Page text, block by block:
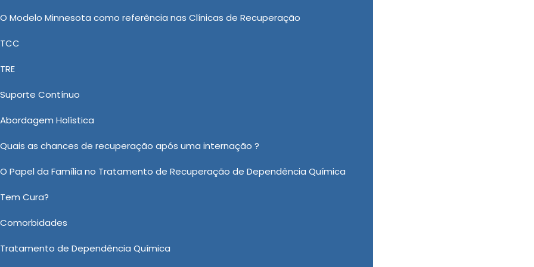
O Modelo Minnesota como referência nas Clínicas de Recuperação
TCC
TRE
Suporte Contínuo
Abordagem Holística
Quais as chances de recuperação após uma internação ?
O Papel da Família no Tratamento de Recuperação de Dependência Química
Tem Cura?
Comorbidades
Tratamento de Dependência Química
de drogas especializada
de Clínica de reabilitação, a Casa Vida Nova
o objetivo de disponibilizar Clinica de Recuperação de
Involuntária, Clínica de Reabilitação para Alcoólatras Valor, Tratamento Psiquiátrico
e Clínica para Dependentes Químicos Involuntário, contamos com profissionais competentes
Clinica de Recuperação de Drogas em Catanduva?